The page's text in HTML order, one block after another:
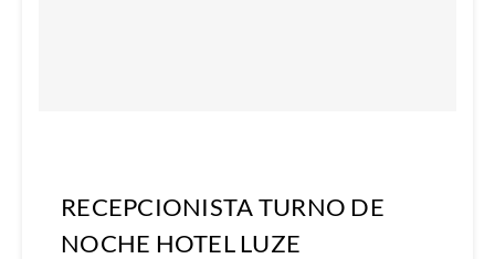
RECEPCIONISTA TURNO DE
NOCHE HOTEL LUZE